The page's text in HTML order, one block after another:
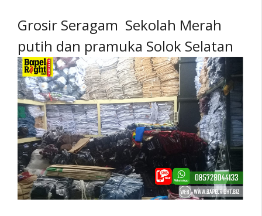
Grosir Seragam Sekolah Merah
putih dan pramuka Solok Selatan